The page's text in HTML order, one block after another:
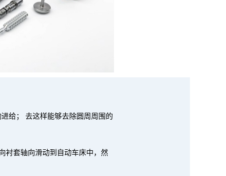
给； 去这样能够去除圆周周围的
衬套轴向滑动到自动车床中，然